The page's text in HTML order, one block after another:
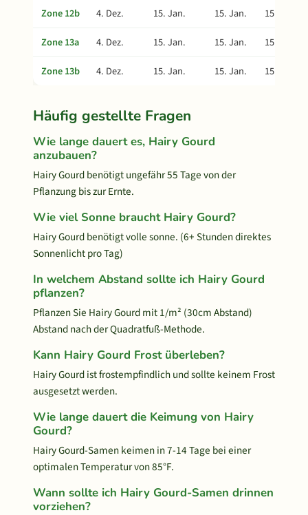
Zone 12b 4. Dez. 15. Jan. 15. Jan.
15. Apr.
Zone 13a
4. Dez. 15. Jan. 15. Jan.
15. Apr.
Zone 13b
4. Dez. 15. Jan. 15. Jan. 15. Apr.
Häufig gestellte Fragen
Wie lange dauert es, Hairy Gourd
anzubauen?
Hairy Gourd benötigt ungefähr 55 Tage von der
Pflanzung bis zur Ernte.
Wie viel Sonne braucht Hairy Gourd?
Hairy Gourd benötigt volle sonne. (6+ Stunden direktes
Sonnenlicht pro Tag)
In welchem Abstand sollte ich Hairy Gourd
pflanzen?
Pflanzen Sie Hairy Gourd mit 1/m² (30cm Abstand)
Abstand nach der Quadratfuß-Methode.
Kann Hairy Gourd Frost überleben?
Hairy Gourd ist frostempfindlich und sollte keinem Frost
ausgesetzt werden.
Wie lange dauert die Keimung von Hairy
Gourd?
Hairy Gourd-Samen keimen in 7-14 Tage bei einer
optimalen Temperatur von 85°F.
Wann sollte ich Hairy Gourd-Samen drinnen
vorziehen?